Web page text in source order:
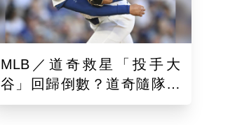
MLB／道奇救星「投手大
谷」回歸倒數？道奇隨隊記
者樂觀曝「最新進展」